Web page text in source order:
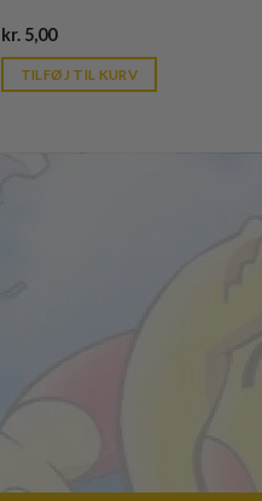
kr.5,00Current
is:
kr. 39,95.
TILFØJ TIL KURV